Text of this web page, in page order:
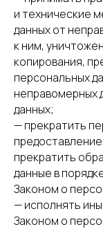
и технические
данных от
к ним,
копирования,
персональных
неправомерных
данных;
— прекратить
прекратить
данные в
Законом о
— исполнять
Законом о